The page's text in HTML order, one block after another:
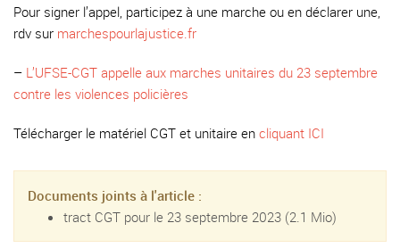
Pour signer l’appel, participez à une marche ou en déclarer une,
rdv sur marchespourlajustice.fr
– L’UFSE-CGT appelle aux marches unitaires du 23 septembre
contre les violences policières
Télécharger le matériel CGT et unitaire en cliquant ICI
Documents joints à l'article :
tract CGT pour le 23 septembre 2023 (2.1 Mio)